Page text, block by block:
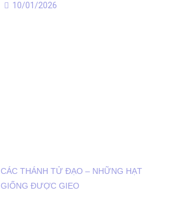
10/01/2026
CÁC THÁNH TỬ ĐẠO – NHỮNG HẠT
GIỐNG ĐƯỢC GIEO